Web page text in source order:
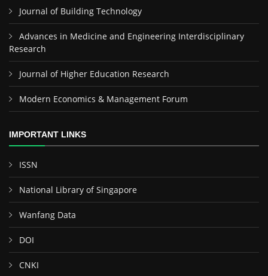
Journal of Building Technology
Advances in Medicine and Engineering Interdisciplinary
Research
Journal of Higher Education Research
Modern Economics & Management Forum
IMPORTANT LINKS
ISSN
National Library of Singapore
Wanfang Data
DOI
CNKI